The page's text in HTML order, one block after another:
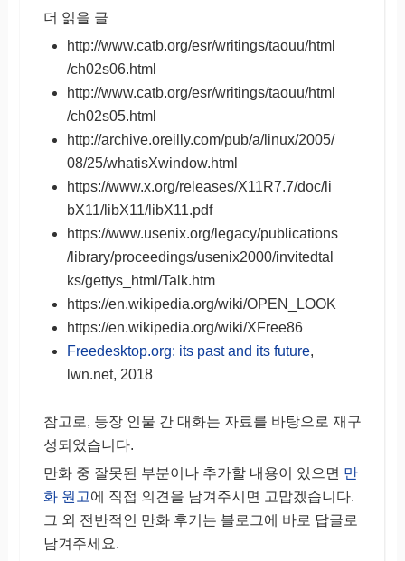
더 읽을 글
http://www.catb.org/esr/writings/taouu/html
/ch02s06.html
http://www.catb.org/esr/writings/taouu/html
/ch02s05.html
http://archive.oreilly.com/pub/a/linux/2005/
08/25/whatisXwindow.html
https://www.x.org/releases/X11R7.7/doc/li
bX11/libX11/libX11.pdf
https://www.usenix.org/legacy/publications
/library/proceedings/usenix2000/invitedtal
ks/gettys_html/Talk.htm
https://en.wikipedia.org/wiki/OPEN_LOOK
https://en.wikipedia.org/wiki/XFree86
Freedesktop.org: its past and its future,
lwn.net, 2018
참고로, 등장 인물 간 대화는 자료를 바탕으로 재구
성되었습니다.
만화 중 잘못된 부분이나 추가할 내용이 있으면 만
화 원고에 직접 의견을 남겨주시면 고맙겠습니다.
그 외 전반적인 만화 후기는 블로그에 바로 답글로
남겨주세요.